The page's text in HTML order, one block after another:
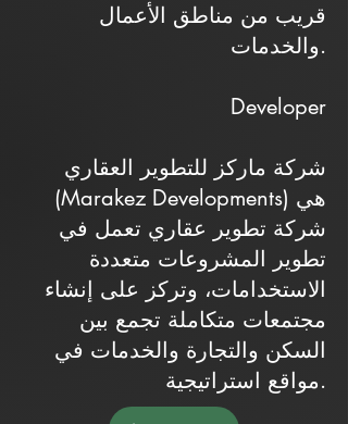
قريب من مناطق الأعمال
والخدمات.
Developer
شركة ماركز للتطوير العقاري
(Marakez Developments) هي
شركة تطوير عقاري تعمل في
تطوير المشروعات متعددة
الاستخدامات، وتركز على إنشاء
مجتمعات متكاملة تجمع بين
السكن والتجارة والخدمات في
مواقع استراتيجية.